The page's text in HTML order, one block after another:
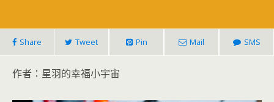
Share Tweet Pin Mail SMS
作者：星羽的幸福小宇宙